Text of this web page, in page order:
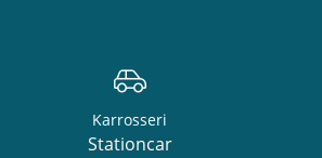
Karrosseri
Stationcar